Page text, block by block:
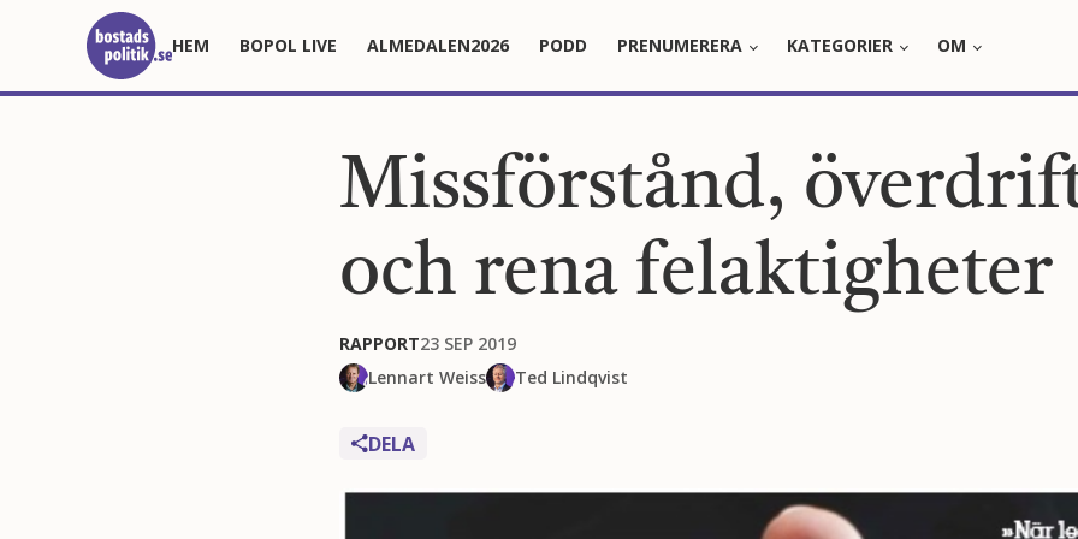
HEM BOPOL LIVE ALMEDALEN2026 PODD PRENUMERERA KATEGORIER OM
Missförstånd,
och rena felaktigheter
RAPPORT23 SEP 2019
Lennart Weiss
Ted Lindqvist
DELA